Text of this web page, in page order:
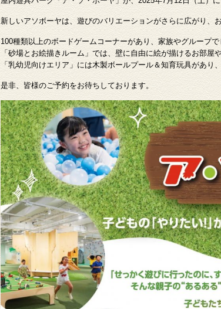
新しいアソボーヤは、遊びのバリエーションがさらに広がり、
100種類以上のボードゲームコーナーがあり、家族やグループで
「砂場とお絵描きルーム」では、壁に自由に絵が描けるお部屋
「乳幼児向けエリア」には木製ボールプール＆知育玩具があり
是非、皆様のご予約をお待ちしております。